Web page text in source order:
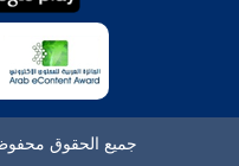
جميع الحقوق محفوظة © 2026 - 1998